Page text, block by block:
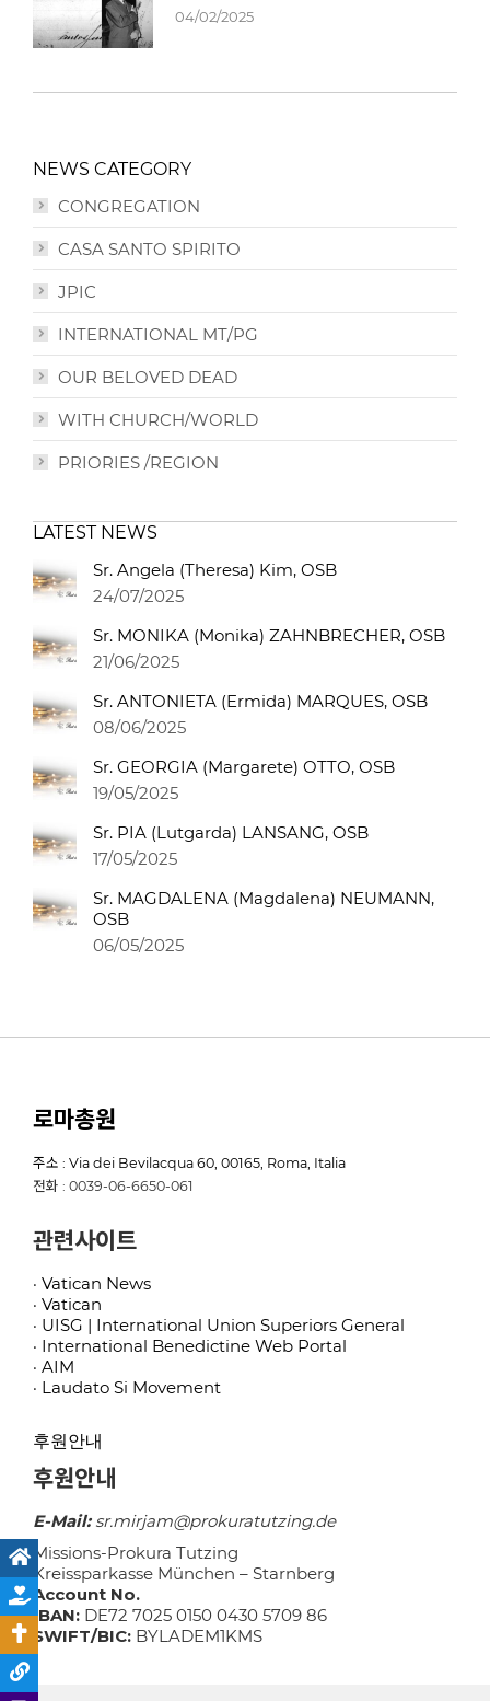
04/02/2025
NEWS CATEGORY
CONGREGATION
CASA SANTO SPIRITO
JPIC
INTERNATIONAL MT/PG
OUR BELOVED DEAD
WITH CHURCH/WORLD
PRIORIES /REGION
LATEST NEWS
Sr. Angela (Theresa) Kim, OSB
24/07/2025
Sr. MONIKA (Monika) ZAHNBRECHER, OSB
21/06/2025
Sr. ANTONIETA (Ermida) MARQUES, OSB
08/06/2025
Sr. GEORGIA (Margarete) OTTO, OSB
19/05/2025
Sr. PIA (Lutgarda) LANSANG, OSB
17/05/2025
Sr. MAGDALENA (Magdalena) NEUMANN,
OSB
06/05/2025
로마총원
주소 : Via dei Bevilacqua 60, 00165, Roma, Italia
전화 : 0039-06-6650-061
관련사이트
· Vatican News
· Vatican
· UISG | International Union Superiors General
· International Benedictine Web Portal
· AIM
· Laudato Si Movement
후원안내
후원안내
E-Mail:sr.mirjam@prokuratutzing.de
Missions-Prokura Tutzing
Kreissparkasse München – Starnberg
Account No.
IBAN: DE72 7025 0150 0430 5709 86
SWIFT/BIC: BYLADEM1KMS